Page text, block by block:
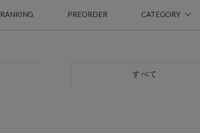
RANKING PREORDER CATEGORY
すべて